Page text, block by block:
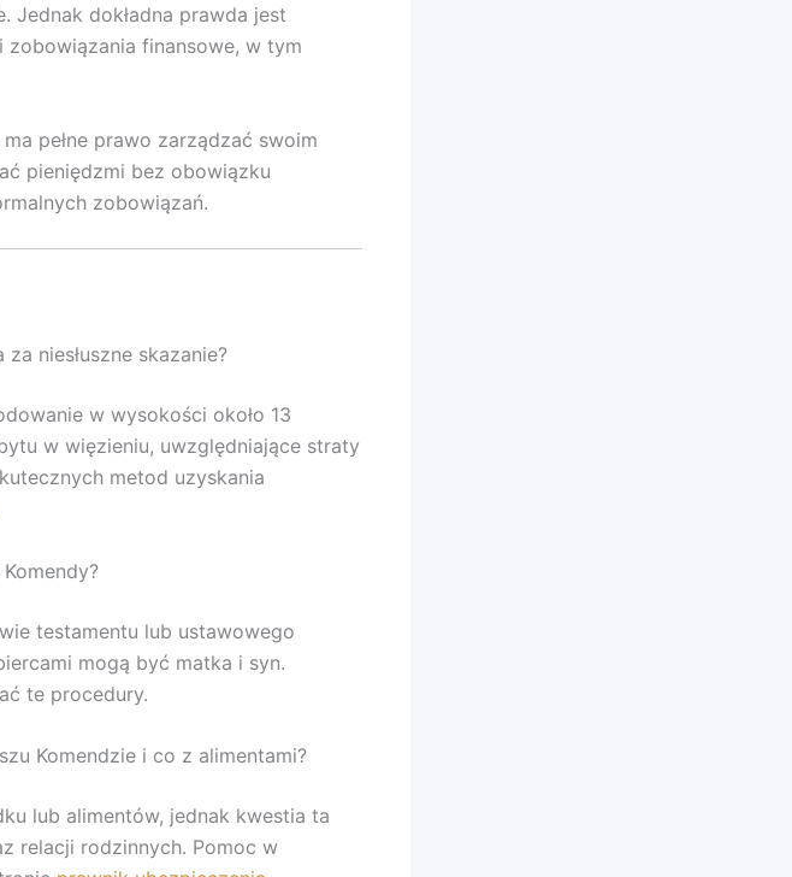
Jednak dokładna prawda jest
finansowe, w tym
pełne prawo zarządzać swoim
pieniędzmi bez obowiązku
zobowiązań.
niesłuszne skazanie?
w wysokości około 13
w więzieniu, uwzględniające straty
metod uzyskania
testamentu lub ustawowego
mogą być matka i syn.
te procedury.
Komendzie i co z alimentami?
lub alimentów, jednak kwestia ta
relacji rodzinnych. Pomoc w